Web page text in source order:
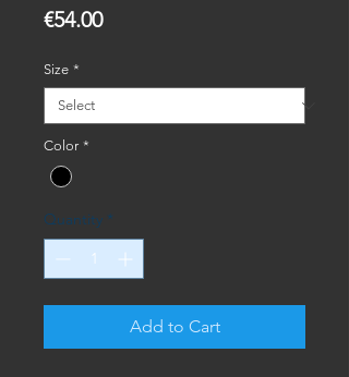
€54.00Price
Size *
Color *
Quantity *
Add to Cart